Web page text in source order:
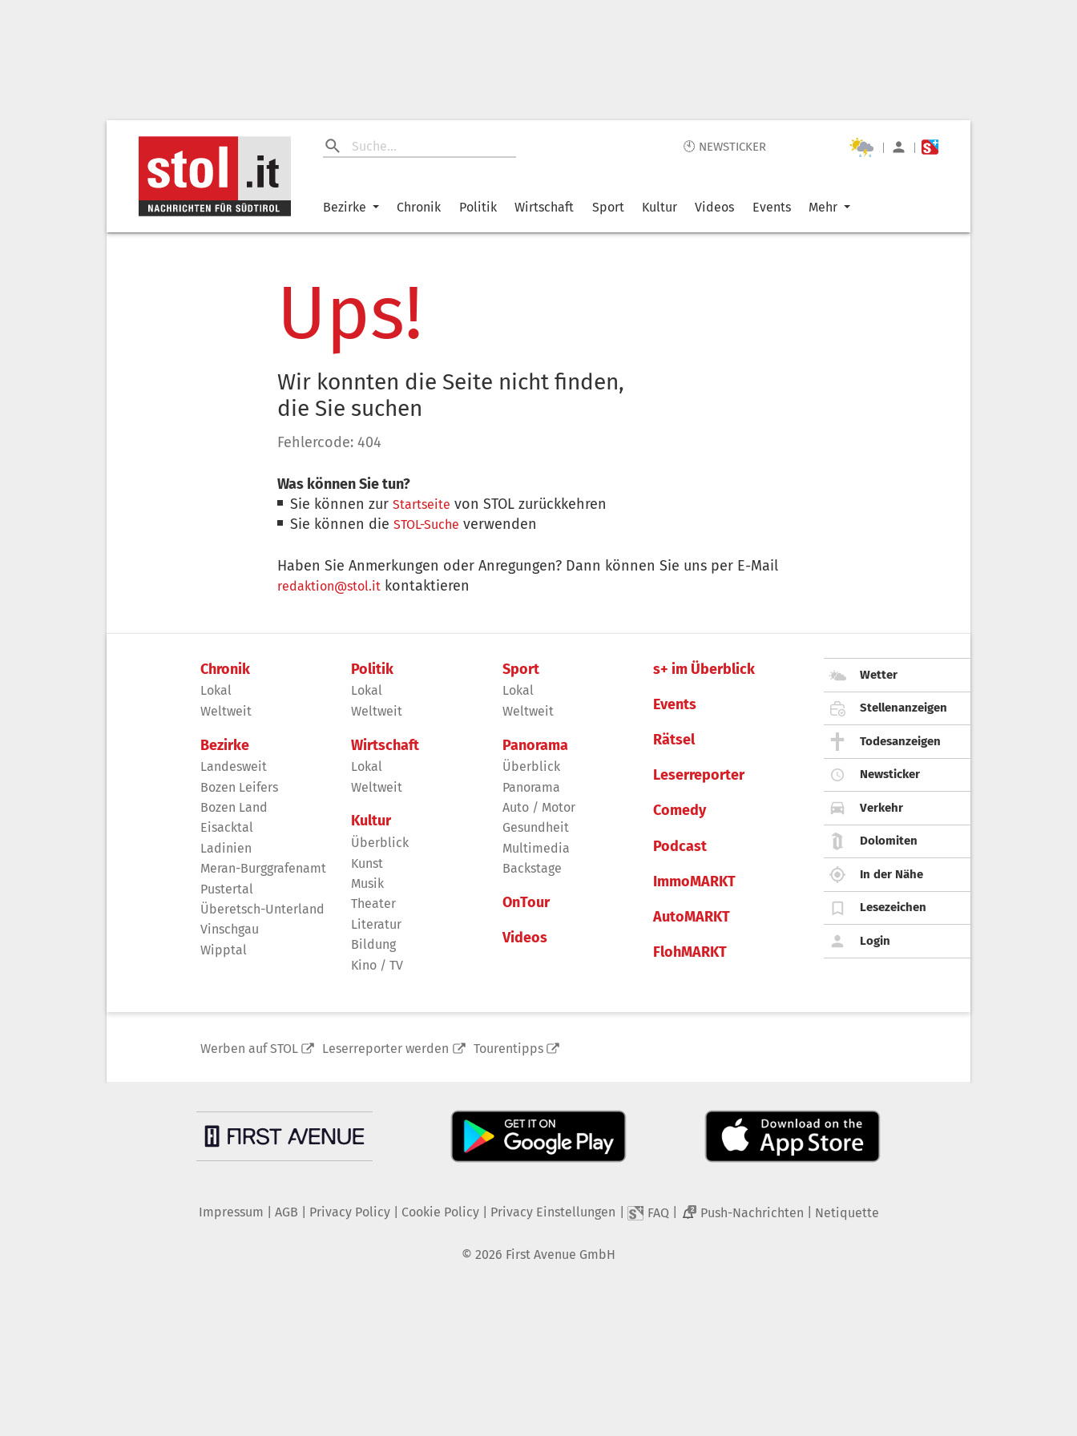
🕙 NEWSTICKER | |
Bezirke Chronik Politik Wirtschaft Sport Kultur Videos Events Mehr
Ups!
Wir konnten die Seite nicht finden,
die Sie suchen
Fehlercode: 404
Was können Sie tun?
Sie können zurStartseite von STOL zurückkehren
Sie können dieSTOL-Suche verwenden
Haben Sie Anmerkungen oder Anregungen? Dann können Sie uns per E-Mail
redaktion@stol.it kontaktieren
Chronik
Lokal
Weltweit
Bezirke
Landesweit
Bozen Leifers
Bozen Land
Eisacktal
Ladinien
Meran-Burggrafenamt
Pustertal
Überetsch-Unterland
Vinschgau
Wipptal
Politik
Lokal
Weltweit
Wirtschaft
Lokal
Weltweit
Kultur
Überblick
Kunst
Musik
Theater
Literatur
Bildung
Kino / TV
Sport
Lokal
Weltweit
Panorama
Überblick
Panorama
Auto / Motor
Gesundheit
Multimedia
Backstage
OnTour
Videos
s+ im Überblick
Events
Rätsel
Leserreporter
Comedy
Podcast
ImmoMARKT
AutoMARKT
FlohMARKT
Wetter
Stellenanzeigen
Todesanzeigen
Newsticker
Verkehr
Dolomiten
In der Nähe
Lesezeichen
Login
Werben auf STOL Leserreporter werden Tourentipps
Impressum AGB Privacy Policy| Cookie Policy| Privacy Einstellungen FAQ 2 Push-Nachrichten Netiquette
© 2026 First Avenue GmbH